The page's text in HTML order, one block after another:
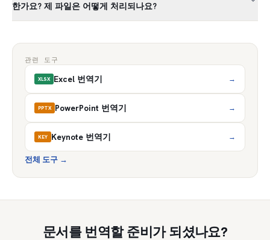
한가요? 제 파일은 어떻게 처리되나요?
관련 도구
XLSX Excel 번역기 →
PPTX PowerPoint 번역기 →
KEY Keynote 번역기 →
전체 도구 →
문서를 번역할 준비가 되셨나요?